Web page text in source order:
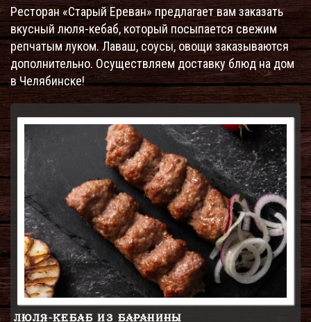
Ресторан «Старый Ереван» предлагает вам заказать
вкусный люля-кебаб, который посыпается свежим
репчатым луком. Лаваш, соусы, овощи заказываются
дополнительно. Осуществляем доставку блюд на дом
в Челябинске!
ЛЮЛЯ-КЕБАБ ИЗ БАРАНИНЫ